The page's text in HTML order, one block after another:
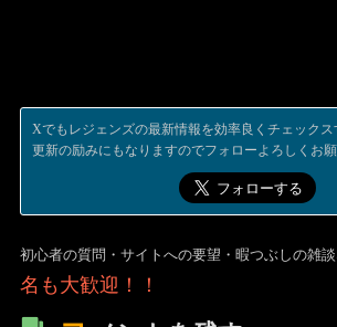
Xでもレジェンズの最新情報を効率良くチェックス
更新の励みにもなりますのでフォローよろしくお願
初心者の質問・サイトへの要望・暇つぶしの雑談
名も大歓迎！！